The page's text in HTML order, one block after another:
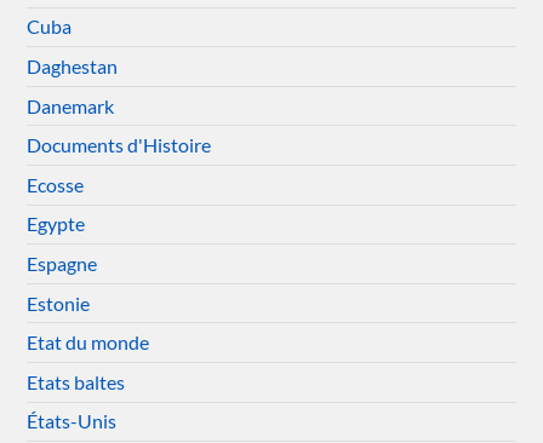
Cuba
Daghestan
Danemark
Documents d'Histoire
Ecosse
Egypte
Espagne
Estonie
Etat du monde
Etats baltes
États-Unis